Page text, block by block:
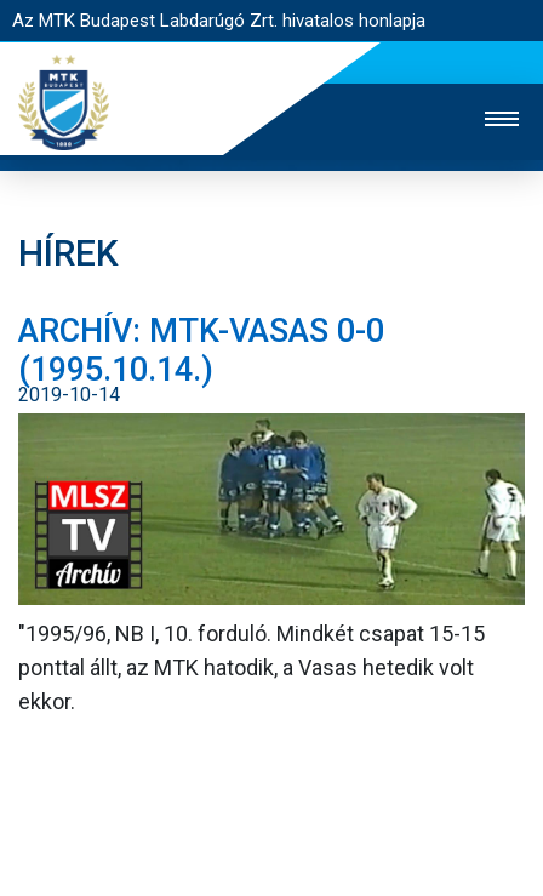
Az MTK Budapest Labdarúgó Zrt. hivatalos honlapja
JEGYÉRTÉKESÍTÉS
WEBSHOP
EGYESÜLET
NYITÓLAP
HÍREK
CSAPATOK
MÉRKŐZÉSEK
KLUB
GALÉRIA
HÍREK
ARCHÍV: MTK-VASAS 0-0
(1995.10.14.)
2019-10-14
"1995/96, NB I, 10. forduló. Mindkét csapat 15-15
ponttal állt, az MTK hatodik, a Vasas hetedik volt
ekkor.